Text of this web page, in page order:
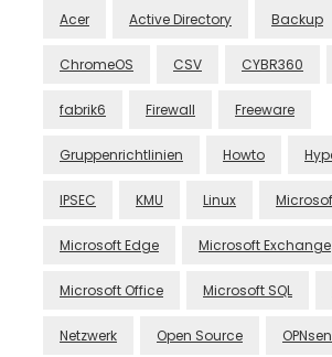
Acer Active Directory Backup
ChromeOS CSV CYBR360
fabrik6 Firewall Freeware
Gruppenrichtlinien Howto
IPSEC KMU Linux
Microsoft Edge Microsoft Exchange
Microsoft Office Microsoft SQL
Netzwerk Open Source